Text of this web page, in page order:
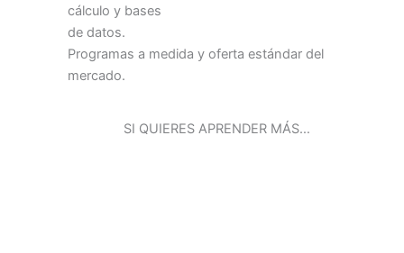
cálculo y bases
de datos.
Programas a medida y oferta estándar del
mercado.
SI QUIERES APRENDER MÁS…